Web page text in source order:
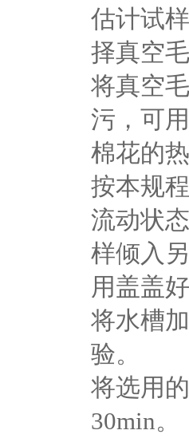
估计试
择真空
将真空
污，可
棉花的
按本规程
流动状
样倾入
用盖盖
将水槽
验。
将选用
30min。